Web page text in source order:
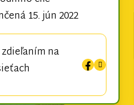
15. jún 2022
na